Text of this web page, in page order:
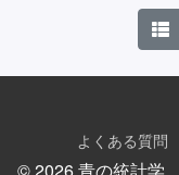
よくある質問